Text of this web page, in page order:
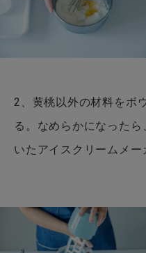
2、黄桃以外の材料をボ
る。なめらかになった
いたアイスクリームメー